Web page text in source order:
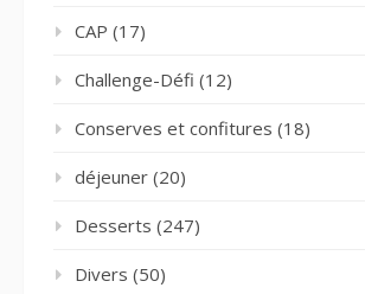
CAP (17)
Challenge-Défi (12)
Conserves et confitures (18)
déjeuner (20)
Desserts (247)
Divers (50)